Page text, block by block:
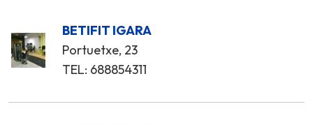
BETIFIT IGARA
Portuetxe, 23
TEL: 688854311